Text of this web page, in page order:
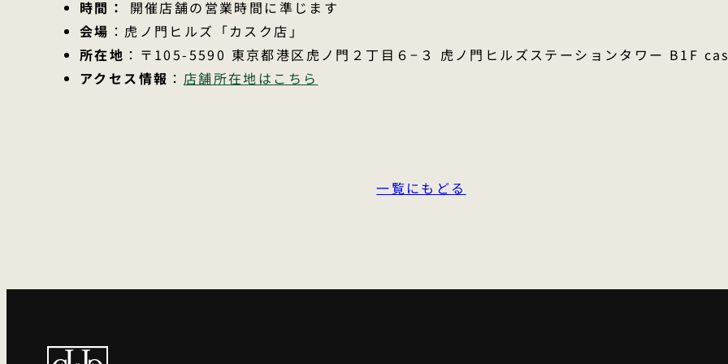
時間：
開催店舗の営業時間に準じます
会場 ：虎ノ門ヒルズ「カスク店」
所在地 ：〒105-5590 東京都港区虎ノ門２丁目６−３ 虎ノ門ヒルズステーションタワー B1F
アクセス情報 ： 店舗所在地はこちら
一覧にもどる